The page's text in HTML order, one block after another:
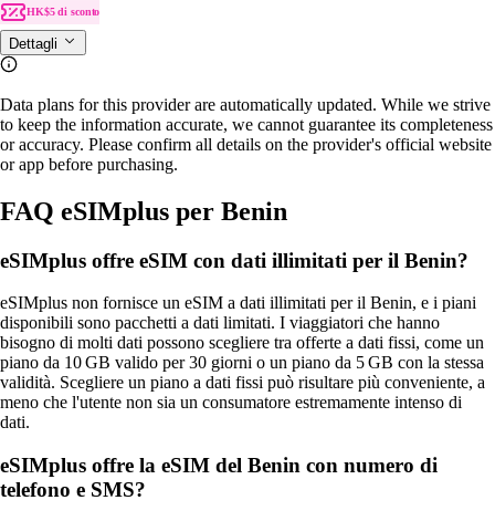
HK$5 di sconto
Dettagli
Data plans for this provider are automatically updated. While we strive
to keep the information accurate, we cannot guarantee its completeness
or accuracy. Please confirm all details on the provider's official website
or app before purchasing.
FAQ eSIMplus per Benin
eSIMplus offre eSIM con dati illimitati per il Benin?
eSIMplus non fornisce un eSIM a dati illimitati per il Benin, e i piani
disponibili sono pacchetti a dati limitati. I viaggiatori che hanno
bisogno di molti dati possono scegliere tra offerte a dati fissi, come un
piano da 10 GB valido per 30 giorni o un piano da 5 GB con la stessa
validità. Scegliere un piano a dati fissi può risultare più conveniente, a
meno che l'utente non sia un consumatore estremamente intenso di
dati.
eSIMplus offre la eSIM del Benin con numero di
telefono e SMS?